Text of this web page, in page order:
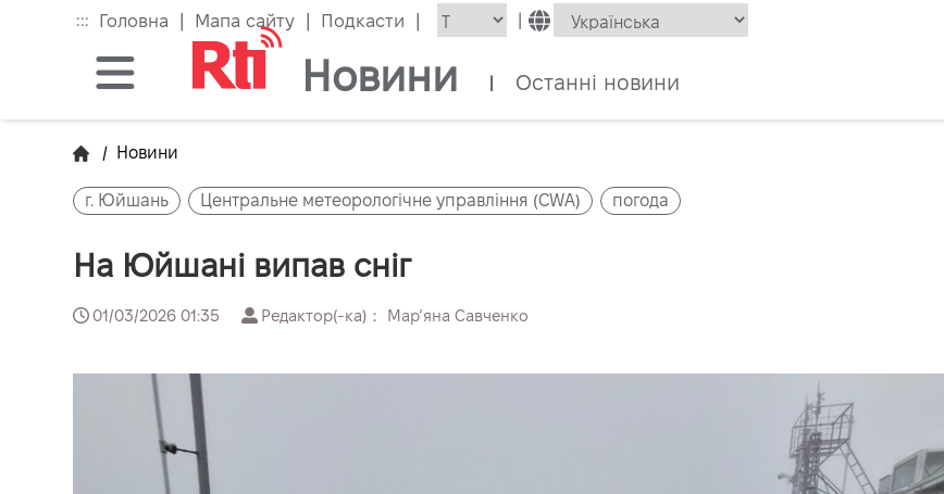
::: Головна | Мапа сайту | Подкасти | |
Новини | Останні новини
/ Новини
г. Юйшань Центральне метеорологічне управління (CWA) погода
На Юйшані випав сніг
01/03/2026 01:35 Редактор(-ка)： Марʼяна Савченко